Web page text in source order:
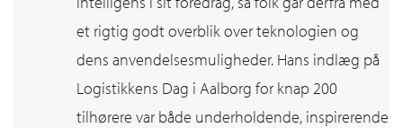
et rigtig godt overblik over teknologien og
dens anvendelsesmuligheder. Hans indlæg på
Logistikkens Dag i Aalborg for knap 200
tilhørere var både underholdende, inspirerende